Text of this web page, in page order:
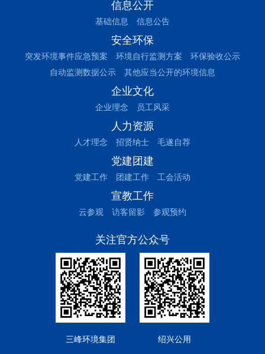
信息公开
基础信息 信息公告
安全环保
突发环境事件应急预案 环境自行监测方案
环保验收公示
自动监测数据公示
其他应当公开的环境信息
企业文化
企业理念 员工风采
人力资源
人才理念 招贤纳士 毛遂自荐
党建团建
党建工作 团建工作 工会活动
宣教工作
云参观 访客留影 参观预约
关注官方公众号
三峰环境集团 绍兴公用